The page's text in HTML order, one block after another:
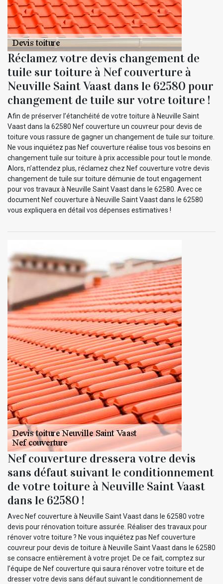
Réclamez votre devis changement de
tuile sur toiture à Nef couverture à
Neuville Saint Vaast dans le 62580 pour
changement de tuile sur votre toiture !
Afin de préserver l’étanchéité de votre toiture à Neuville Saint
Vaast dans la 62580 Nef couverture un couvreur pour devis de
toiture vous rassure de gagner un changement de tuile sur toiture.
Ne vous inquiétez pas Nef couverture réalise tous vos besoins en
changement tuile sur toiture à prix accessible pour tout le monde.
Alors, n’attendez plus, réclamez chez Nef couverture votre devis
changement de tuile sur toiture démunie de tout engagement
pour vos travaux à Neuville Saint Vaast dans le 62580. Avec ce
document Nef couverture à Neuville Saint Vaast dans le 62580
vous expliquera en détail vos dépenses estimatives !
Nef couverture dressera votre devis
sans défaut suivant le conditionnement
de votre toiture à Neuville Saint Vaast
dans le 62580 !
Avec Nef couverture à Neuville Saint Vaast dans le 62580 votre
devis pour rénovation toiture assurée. Réaliser des travaux pour
rénover votre toiture ? Ne vous inquiétez pas Nef couverture
couvreur pour devis de toiture à Neuville Saint Vaast dans le 62580
se consacre entièrement à votre projet. De ce fait, comptez sur
l’équipe de Nef couverture qui saura rénover votre toiture et de
dresser votre devis sans défaut suivant le conditionnement de